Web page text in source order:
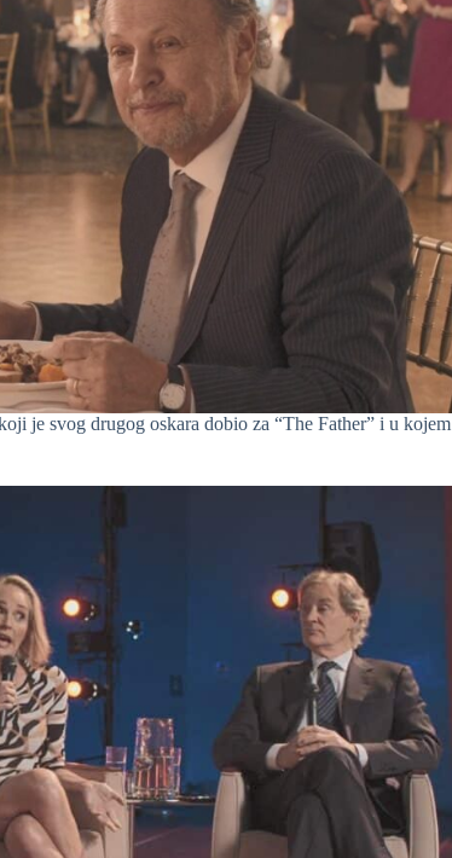
je svog drugog oskara dobio za “The Father” i u kojem